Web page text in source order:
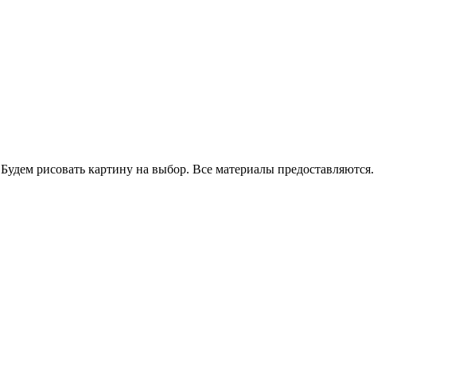
рисовать картину на выбор. Все материалы предоставляются.